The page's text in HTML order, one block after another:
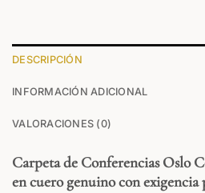
DESCRIPCIÓN
INFORMACIÓN ADICIONAL
VALORACIONES (0)
Carpeta de Conferencias Oslo
en cuero genuino con